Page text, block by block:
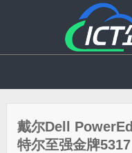
戴尔Dell
特尔至强金牌